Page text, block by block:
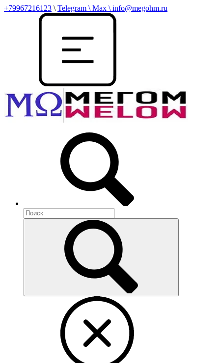
+79967216123 \ Telegram \ Max \ info@megohm.ru